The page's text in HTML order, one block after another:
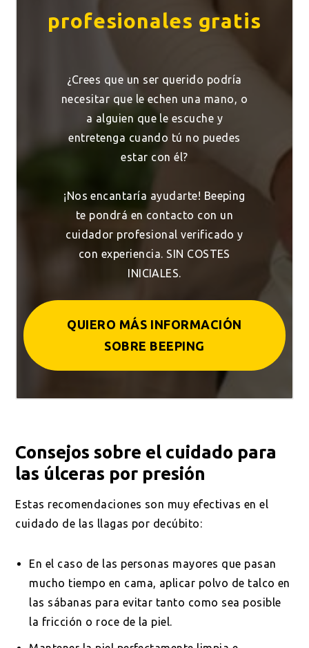
profesionales gratis
¿Crees que un ser querido podría
necesitar que le echen una mano, o
a alguien que le escuche y
entretenga cuando tú no puedes
estar con él?
¡Nos encantaría ayudarte! Beeping
te pondrá en contacto con un
cuidador profesional verificado y
con experiencia. SIN COSTES
INICIALES.
QUIERO MÁS INFORMACIÓN
SOBRE BEEPING
Consejos sobre el cuidado para
las úlceras por presión
Estas recomendaciones son muy efectivas en el
cuidado de las llagas por decúbito:
En el caso de las personas mayores que pasan
mucho tiempo en cama, aplicar polvo de talco en
las sábanas para evitar tanto como sea posible
la fricción o roce de la piel.